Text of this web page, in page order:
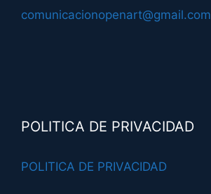
comunicacionopenart@gmail.com
POLITICA DE PRIVACIDAD
POLITICA DE PRIVACIDAD